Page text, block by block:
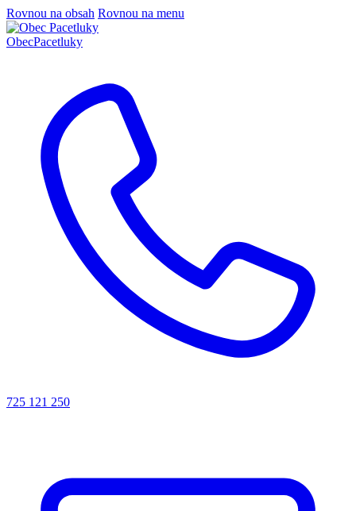
Rovnou na obsah Rovnou na menu
ObecPacetluky
725 121 250